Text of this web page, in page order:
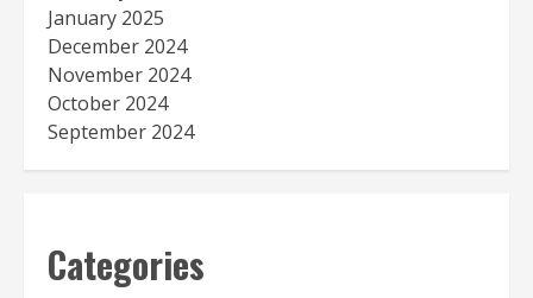
January 2025
December 2024
November 2024
October 2024
September 2024
Categories